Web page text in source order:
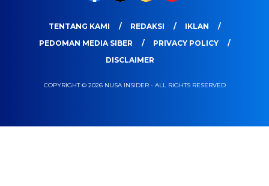
TENTANG KAMI REDAKSI
IKLAN
PEDOMAN MEDIA SIBER
PRIVACY POLICY
DISCLAIMER
COPYRIGHT © 2026 NUSA INSIDER - ALL RIGHTS RESERVED